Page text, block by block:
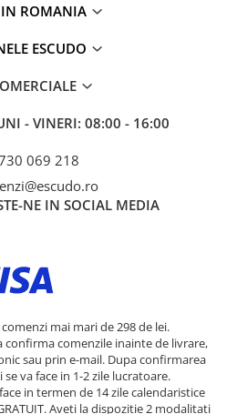
IN ROMANIA
ESCUDO
- VINERI: 08:00 - 16:00
069 218
NE IN SOCIAL MEDIA
mai mari de 298 de lei.
confirma comenzile inainte de livrare,
sau prin e-mail. Dupa confirmarea
va face in 1-2 zile lucratoare.
in termen de 14 zile calendaristice
Aveti la dispozitie 2 modalitati